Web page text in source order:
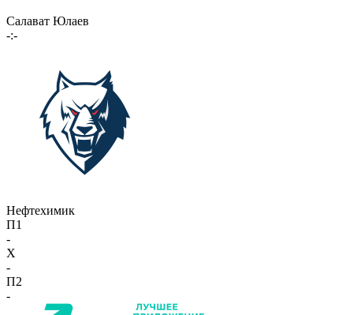
Салават Юлаев
-:-
Нефтехимик
П1
-
X
-
П2
-